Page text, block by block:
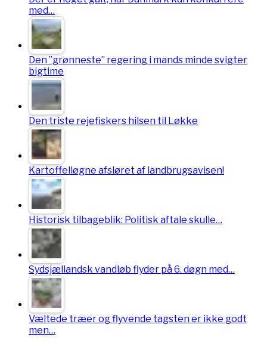
med…
Den ”grønneste” regering i mands minde svigter
bigtime
Den triste rejefiskers hilsen til Løkke
Kartoffelløgne afsløret af landbrugsavisen!
Historisk tilbageblik: Politisk aftale skulle…
Sydsjællandsk vandløb flyder på 6. døgn med…
Væltede træer og flyvende tagsten er ikke godt
men…